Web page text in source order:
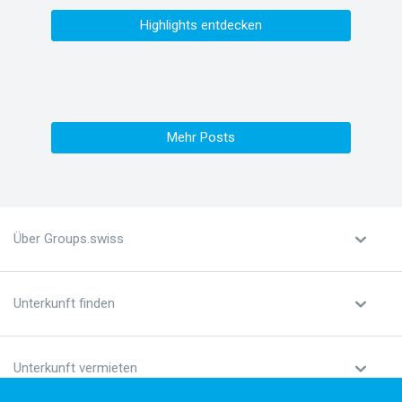
Highlights entdecken
Mehr Posts
Über Groups.swiss
Unterkunft finden
Unterkunft vermieten